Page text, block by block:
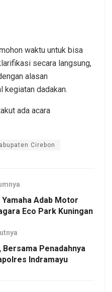
waktu untuk bisa
secara langsung,
alasan
kegiatan dadakan.
ada acara
Cirebon
Adab Motor
Eco Park Kuningan
Bersama Penadahnya
Indramayu